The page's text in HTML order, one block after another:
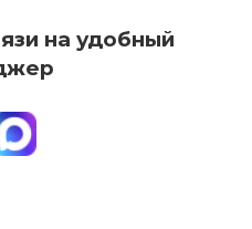
на удобный